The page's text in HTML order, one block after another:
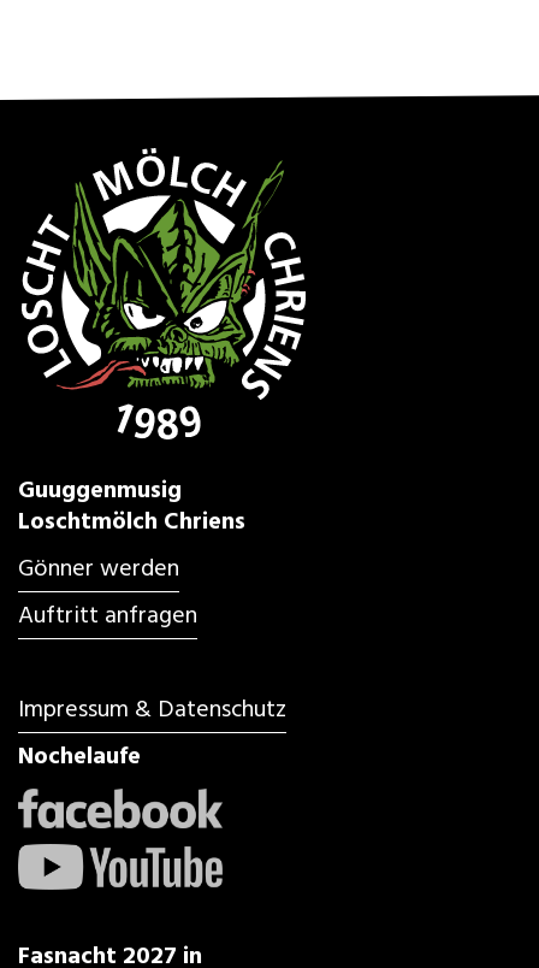
Guuggenmusig
Loschtmölch Chriens
Gönner werden
Auftritt anfragen
Impressum & Datenschutz
Nochelaufe
Fasnacht 2027 in